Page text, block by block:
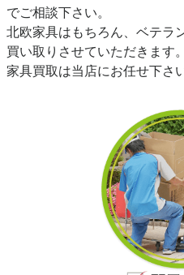
でご相談下さい。
北欧家具はもちろん、ベテラ
買い取りさせていただきます
家具買取は当店にお任せ下さい